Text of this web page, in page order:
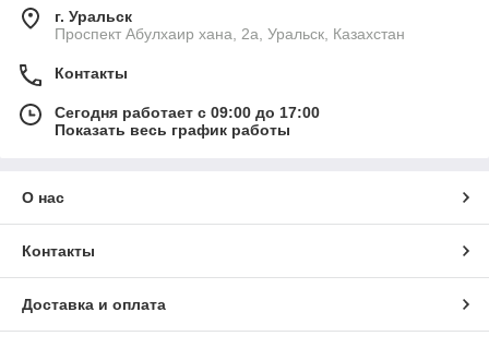
г. Уральск
Проспект Абулхаир хана, 2а, Уральск, Казахстан
Контакты
Сегодня работает с 09:00 до 17:00
Показать весь график работы
О нас
Контакты
Доставка и оплата